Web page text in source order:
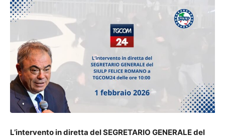
L’intervento in diretta del SEGRETARIO GENERALE del